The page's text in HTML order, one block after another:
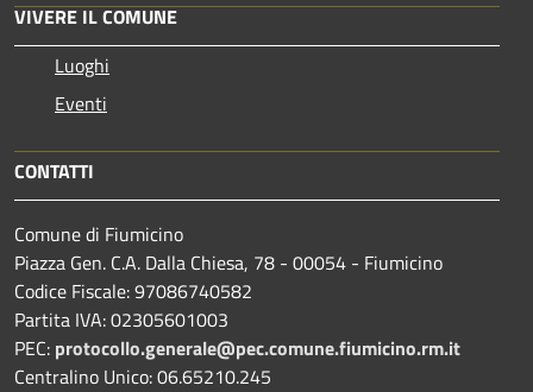
VIVERE IL COMUNE
Luoghi
Eventi
CONTATTI
Comune di Fiumicino
Piazza Gen. C.A. Dalla Chiesa, 78 - 00054 - Fiumicino
Codice Fiscale: 97086740582
Partita IVA: 02305601003
PEC: protocollo.generale@pec.comune.fiumicino.rm.it
Centralino Unico: 06.65210.245